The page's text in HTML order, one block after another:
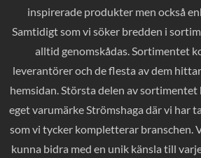
inspirerade produkter men också
Samtidigt som vi söker bredden i
alltid genomskådas. Sortimentet
leverantörer och de flesta av dem
hemsidan. Största delen av
eget varumärke Strömshaga där vi har
som vi tycker kompletterar branschen.
kunna bidra med en unik känsla till